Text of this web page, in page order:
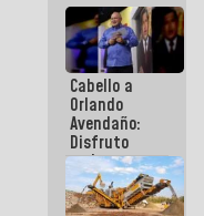
Cabello a
Orlando
Avendaño:
Disfruto
cada vez
que escribes
porque lo